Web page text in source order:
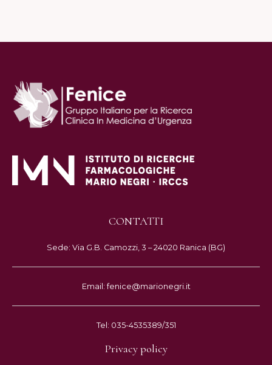
CONTATTI
Sede: Via G.B. Camozzi, 3 – 24020 Ranica (BG)
Email: fenice@marionegri.it
Tel: 035-4535389/351
Privacy policy